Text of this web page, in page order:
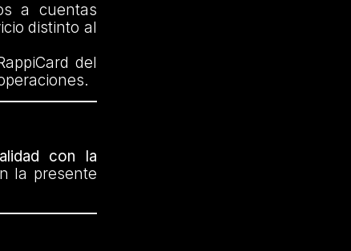
a cuentas
distinto al
del
con la
la presente